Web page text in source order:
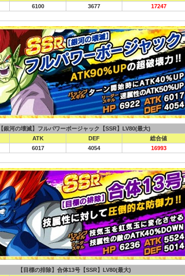
6100 3677 17247
【銀河の壊滅】フルパワーボージャック【SSR】LV80(最大)
ATK DEF
総合値
6017 4054 16993
【目標の排除】合体13号【SSR】LV80(最大)